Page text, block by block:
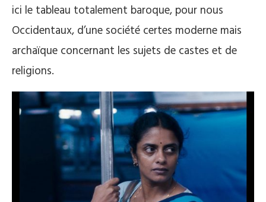
ici le tableau totalement baroque, pour nous
Occidentaux, d’une société certes moderne mais
archaïque concernant les sujets de castes et de
religions.